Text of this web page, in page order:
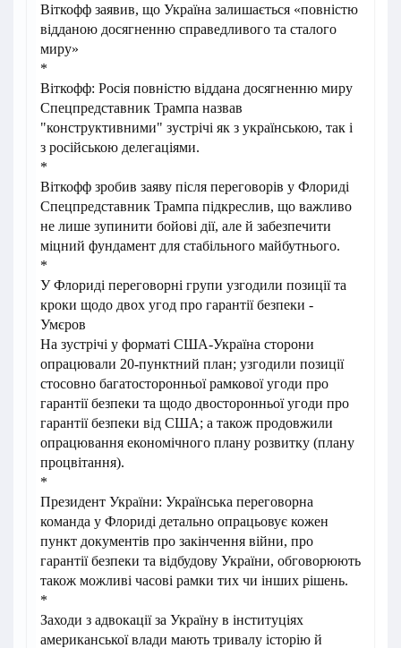
Віткофф заявив, що Україна залишається «повністю
відданою досягненню справедливого та сталого
миру»
*
Віткофф: Росія повністю віддана досягненню миру
Спецпредставник Трампа назвав
"конструктивними" зустрічі як з українською, так і
з російською делегаціями.
*
Віткофф зробив заяву після переговорів у Флориді
Спецпредставник Трампа підкреслив, що важливо
не лише зупинити бойові дії, але й забезпечити
міцний фундамент для стабільного майбутнього.
*
У Флориді переговорні групи узгодили позиції та
кроки щодо двох угод про гарантії безпеки -
Умєров
На зустрічі у форматі США-Україна сторони
опрацювали 20-пунктний план; узгодили позиції
стосовно багатосторонньої рамкової угоди про
гарантії безпеки та щодо двосторонньої угоди про
гарантії безпеки від США; а також продовжили
опрацювання економічного плану розвитку (плану
процвітання).
*
Президент України: Українська переговорна
команда у Флориді детально опрацьовує кожен
пункт документів про закінчення війни, про
гарантії безпеки та відбудову України, обговорюють
також можливі часові рамки тих чи інших рішень.
*
Заходи з адвокації за Україну в інституціях
американської влади мають тривалу історію й